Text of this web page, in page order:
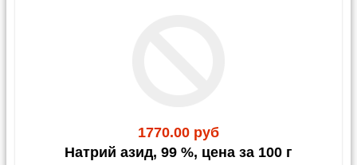
комплектация занимает от 3 до 10 рабочих дней. В
пиковые периоды срок может быть увеличен.
например, алюминий ПАП менее 1,0 кг не фасуется,
Родамин также есть по 0,1 кг, как и все индикаторы) -
1770.00 руб
Натрий азид, 99 %, цена за 100 г